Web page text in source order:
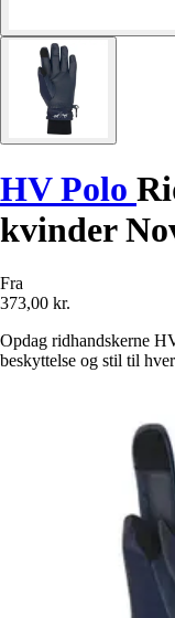
HV Polo
kvinder
Fra
373,00 kr.
Opdag ridhandskerne
beskyttelse og stil til